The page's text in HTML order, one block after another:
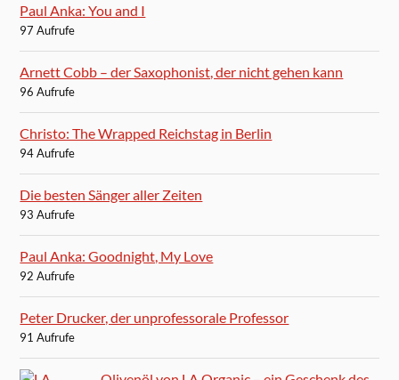
Paul Anka: You and I
97 Aufrufe
Arnett Cobb – der Saxophonist, der nicht gehen kann
96 Aufrufe
Christo: The Wrapped Reichstag in Berlin
94 Aufrufe
Die besten Sänger aller Zeiten
93 Aufrufe
Paul Anka: Goodnight, My Love
92 Aufrufe
Peter Drucker, der unprofessorale Professor
91 Aufrufe